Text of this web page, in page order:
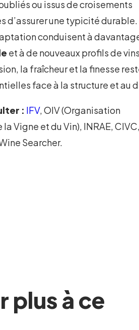
ou issus de croisements
d’assurer une typicité durable.
conduisent à
et à de nouveaux profils de
la fraîcheur et la finesse
face à la structure et au
: IFV, OIV (Organisation
Vigne et du Vin), INRAE,
Searcher.
plus à ce